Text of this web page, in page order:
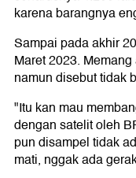
karena barangnya
Sampai pada akhir
Maret 2023.
namun disebut tidak
"Itu kan mau
dengan satelit oleh
pun disampel tidak
mati, nggak ada